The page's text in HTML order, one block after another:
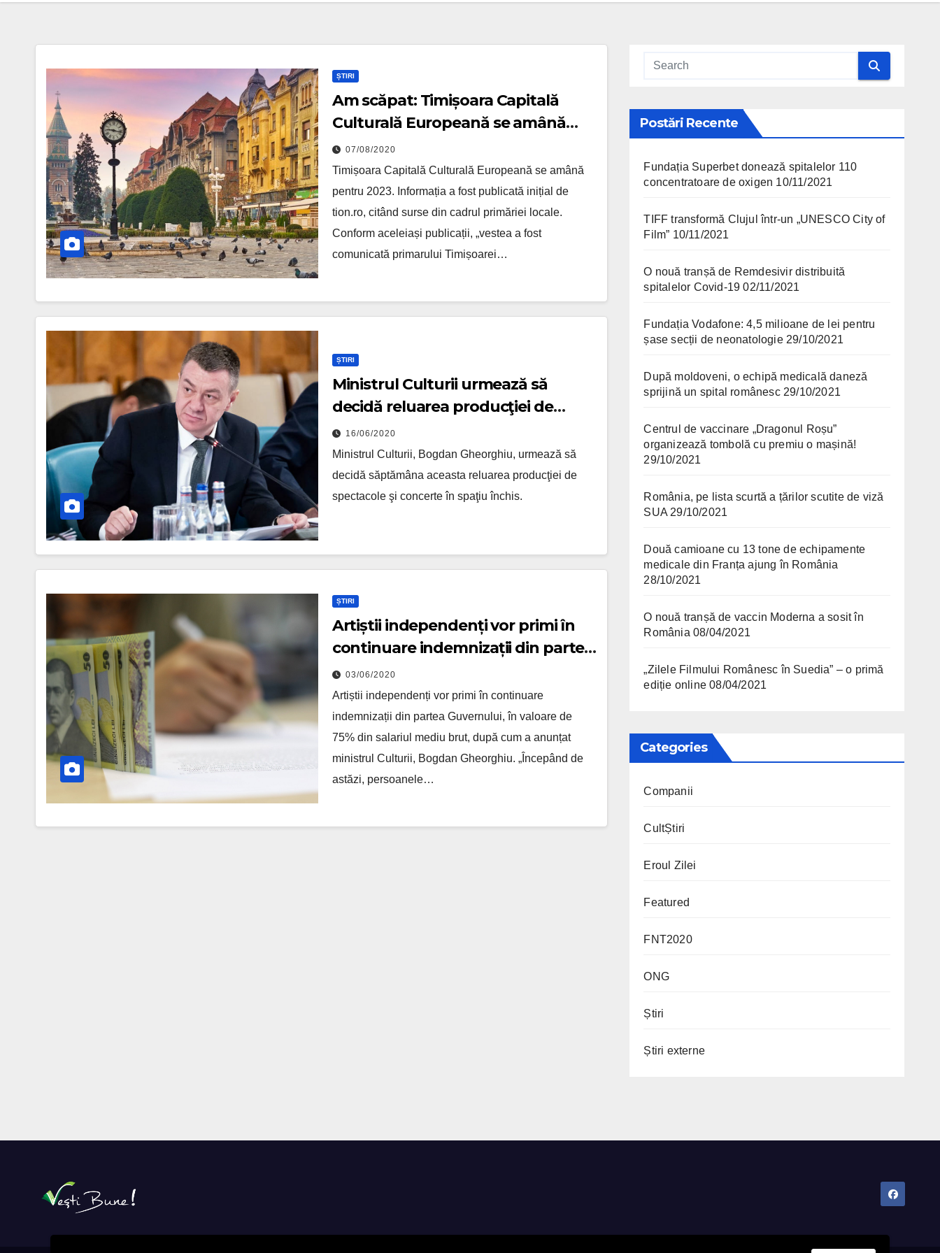
ȘTIRI
Am scăpat: Timișoara Capitală
Culturală Europeană se amână
pentru 2023
07/08/2020
Timișoara Capitală Culturală Europeană se amână
pentru 2023. Informația a fost publicată inițial de
tion.ro, citând surse din cadrul primăriei locale.
Conform aceleiași publicații, „vestea a fost
comunicată primarului Timișoarei…
ȘTIRI
Ministrul Culturii urmează să
decidă reluarea producţiei de
spectacole şi concerte în spaţiu
închis
16/06/2020
Ministrul Culturii, Bogdan Gheorghiu, urmează să
decidă săptămâna aceasta reluarea producţiei de
spectacole şi concerte în spaţiu închis.
ȘTIRI
Artiștii independenți vor primi în
continuare indemnizații din partea
Guvernului
03/06/2020
Artiștii independenți vor primi în continuare
indemnizații din partea Guvernului, în valoare de
75% din salariul mediu brut, după cum a anunțat
ministrul Culturii, Bogdan Gheorghiu. „Începând de
astăzi, persoanele…
Postări Recente
Fundația Superbet donează spitalelor 110
concentratoare de oxigen 10/11/2021
TIFF transformă Clujul într-un „UNESCO City of
Film” 10/11/2021
O nouă tranșă de Remdesivir distribuită
spitalelor Covid-19 02/11/2021
Fundația Vodafone: 4,5 milioane de lei pentru
șase secții de neonatologie 29/10/2021
După moldoveni, o echipă medicală daneză
sprijină un spital românesc 29/10/2021
Centrul de vaccinare „Dragonul Roșu”
organizează tombolă cu premiu o mașină!
29/10/2021
România, pe lista scurtă a țărilor scutite de viză
SUA 29/10/2021
Două camioane cu 13 tone de echipamente
medicale din Franța ajung în România
28/10/2021
O nouă tranșă de vaccin Moderna a sosit în
România 08/04/2021
„Zilele Filmului Românesc în Suedia” – o primă
ediție online 08/04/2021
Categories
Companii
CultȘtiri
Eroul Zilei
Featured
FNT2020
ONG
Știri
Știri externe